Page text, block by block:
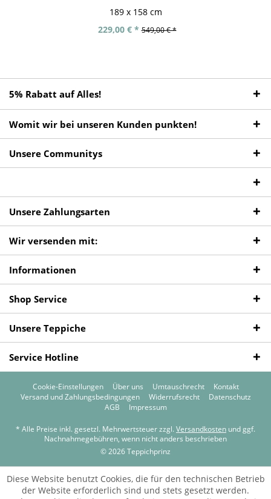
189 x 158 cm
229,00 € * 549,00 € *
5% Rabatt auf Alles!
Womit wir bei unseren Kunden punkten!
Unsere Communitys
Unsere Zahlungsarten
Wir versenden mit:
Informationen
Shop Service
Unsere Teppiche
Service Hotline
Cookie-Einstellungen Über uns Umtauschrecht
Kontakt
Versand und Zahlungsbedingungen
Widerrufsrecht
Datenschutz
AGB
Impressum
* Alle Preise inkl. gesetzl. Mehrwertsteuer zzgl. Versandkosten und ggf.
Nachnahmegebühren, wenn nicht anders beschrieben
© 2026 Teppichprinz
Diese Website benutzt Cookies, die für den technischen Betrieb
der Website erforderlich sind und stets gesetzt werden.